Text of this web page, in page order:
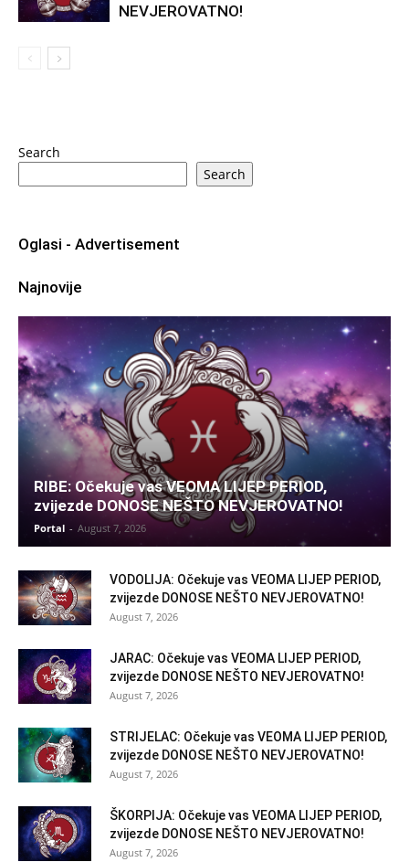
NEVJEROVATNO!
Search
Search
Oglasi - Advertisement
Najnovije
RIBE: Očekuje vas VEOMA LIJEP PERIOD,
zvijezde DONOSE NEŠTO NEVJEROVATNO!
Portal - August 7, 2026
VODOLIJA: Očekuje vas VEOMA LIJEP PERIOD,
zvijezde DONOSE NEŠTO NEVJEROVATNO!
August 7, 2026
JARAC: Očekuje vas VEOMA LIJEP PERIOD,
zvijezde DONOSE NEŠTO NEVJEROVATNO!
August 7, 2026
STRIJELAC: Očekuje vas VEOMA LIJEP PERIOD,
zvijezde DONOSE NEŠTO NEVJEROVATNO!
August 7, 2026
ŠKORPIJA: Očekuje vas VEOMA LIJEP PERIOD,
zvijezde DONOSE NEŠTO NEVJEROVATNO!
August 7, 2026